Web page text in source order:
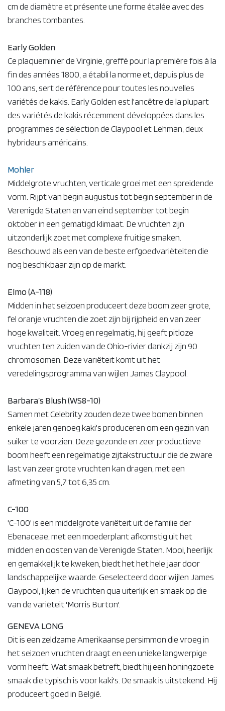
cm de diamètre et présente une forme étalée avec des
branches tombantes.
Early Golden
Ce plaqueminier de Virginie, greffé pour la première fois à la
fin des années 1800, a établi la norme et, depuis plus de
100 ans, sert de référence pour toutes les nouvelles
variétés de kakis. Early Golden est l'ancêtre de la plupart
des variétés de kakis récemment développées dans les
programmes de sélection de Claypool et Lehman, deux
hybrideurs américains.
Mohler
Middelgrote vruchten, verticale groei met een spreidende
vorm. Rijpt van begin augustus tot begin september in de
Verenigde Staten en van eind september tot begin
oktober in een gematigd klimaat. De vruchten zijn
uitzonderlijk zoet met complexe fruitige smaken.
Beschouwd als een van de beste erfgoedvariëteiten die
nog beschikbaar zijn op de markt.
Elmo (A-118)
Midden in het seizoen produceert deze boom zeer grote,
fel oranje vruchten die zoet zijn bij rijpheid en van zeer
hoge kwaliteit. Vroeg en regelmatig, hij geeft pitloze
vruchten ten zuiden van de Ohio-rivier dankzij zijn 90
chromosomen. Deze variëteit komt uit het
veredelingsprogramma van wijlen James Claypool.
Barbara’s Blush (WS8-10)
Samen met Celebrity zouden deze twee bomen binnen
enkele jaren genoeg kaki's produceren om een gezin van
suiker te voorzien. Deze gezonde en zeer productieve
boom heeft een regelmatige zijtakstructuur die de zware
last van zeer grote vruchten kan dragen, met een
afmeting van 5,7 tot 6,35 cm.
C-100
'C-100' is een middelgrote variëteit uit de familie der
Ebenaceae, met een moederplant afkomstig uit het
midden en oosten van de Verenigde Staten. Mooi, heerlijk
en gemakkelijk te kweken, biedt het het hele jaar door
landschappelijke waarde. Geselecteerd door wijlen James
Claypool, lijken de vruchten qua uiterlijk en smaak op die
van de variëteit 'Morris Burton'.
GENEVA LONG
Dit is een zeldzame Amerikaanse persimmon die vroeg in
het seizoen vruchten draagt en een unieke langwerpige
vorm heeft. Wat smaak betreft, biedt hij een honingzoete
smaak die typisch is voor kaki's. De smaak is uitstekend. Hij
produceert goed in België.